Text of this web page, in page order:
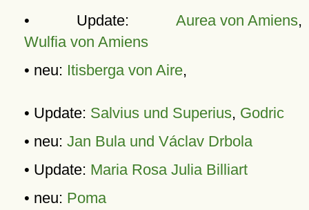
• Update: Aurea von Amiens,
Wulfia von Amiens
• neu: Itisberga von Aire,
• Update: Salvius und Superius, Godric
• neu: Jan Bula und Václav Drbola
• Update: Maria Rosa Julia Billiart
• neu: Poma